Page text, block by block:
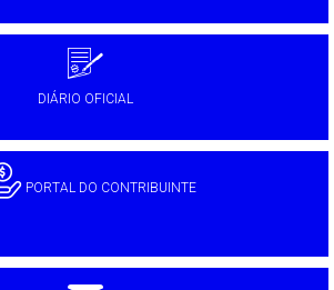
DIÁRIO OFICIAL
PORTAL DO CONTRIBUINTE